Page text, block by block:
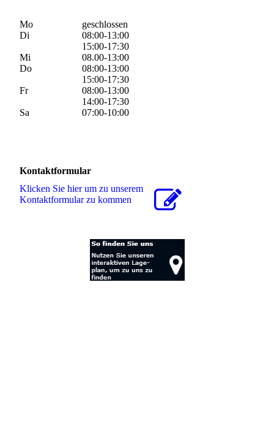
Mo
Di
Mi
Do
Fr
Sa
geschlossen
08:00-13:00
15:00-17:30
08.00-13:00
08:00-13:00
15:00-17:30
08:00-13:00
14:00-17:30
07:00-10:00
Kontaktformular
Klicken Sie hier um zu unserem
Kon­takt­for­mu­lar zu kommen